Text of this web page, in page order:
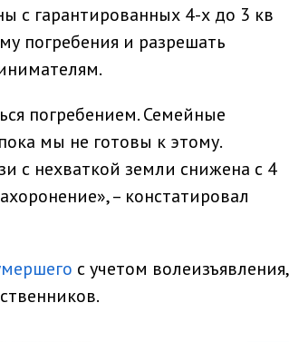
с гарантированных 4-х до 3 кв
погребения и разрешать
погребением. Семейные
мы не готовы к этому.
с нехваткой земли снижена с 4
– констатировал
с учетом волеизъявления,